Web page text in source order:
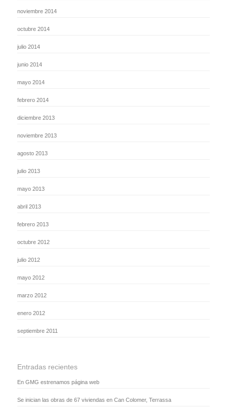
noviembre 2014
octubre 2014
julio 2014
junio 2014
mayo 2014
febrero 2014
diciembre 2013
noviembre 2013
agosto 2013
julio 2013
mayo 2013
abril 2013
febrero 2013
octubre 2012
julio 2012
mayo 2012
marzo 2012
enero 2012
septiembre 2011
Entradas recientes
En GMG estrenamos página web
Se inician las obras de 67 viviendas en Can Colomer, Terrassa